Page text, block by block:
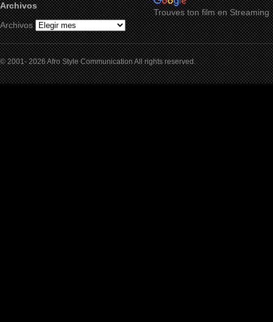
Archivos
Archivos
Trouves ton film en Streaming
© 2001- 2026 Afro Style Communication All rights reserved.